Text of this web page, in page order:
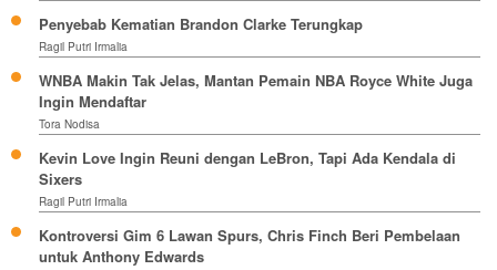
Penyebab Kematian Brandon Clarke Terungkap
Ragil Putri Irmalia
WNBA Makin Tak Jelas, Mantan Pemain NBA Royce White Juga
Ingin Mendaftar
Tora Nodisa
Kevin Love Ingin Reuni dengan LeBron, Tapi Ada Kendala di
Sixers
Ragil Putri Irmalia
Kontroversi Gim 6 Lawan Spurs, Chris Finch Beri Pembelaan
untuk Anthony Edwards